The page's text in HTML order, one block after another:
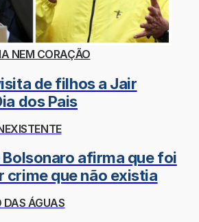
NEM CORAÇÃO
de filhos a Jair
dos Pais
afirma que foi
crime que não existia
ÁGUAS